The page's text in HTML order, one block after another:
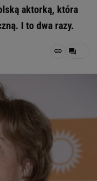
aktorką, która
I to dwa razy.